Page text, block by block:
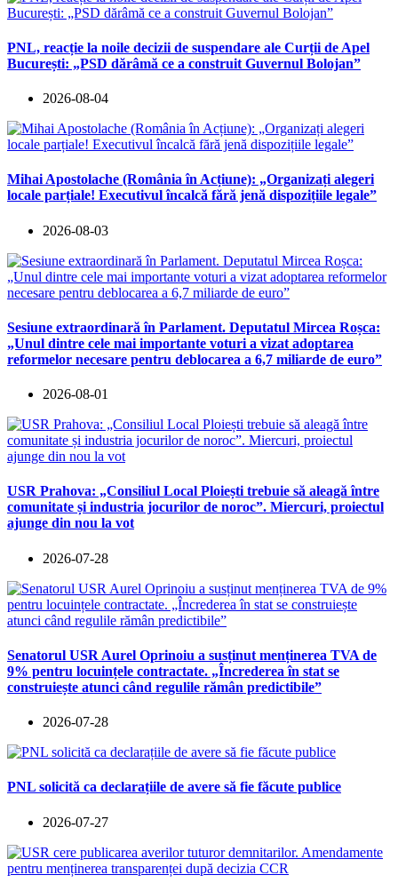
PNL, reacție la noile decizii de suspendare ale Curții de Apel
București: „PSD dărâmă ce a construit Guvernul Bolojan”
2026-08-04
Mihai Apostolache (România în Acțiune): „Organizați alegeri
locale parțiale! Executivul încalcă fără jenă dispozițiile legale”
2026-08-03
Sesiune extraordinară în Parlament. Deputatul Mircea Roșca:
„Unul dintre cele mai importante voturi a vizat adoptarea
reformelor necesare pentru deblocarea a 6,7 miliarde de euro”
2026-08-01
USR Prahova: „Consiliul Local Ploiești trebuie să aleagă între
comunitate și industria jocurilor de noroc”. Miercuri, proiectul
ajunge din nou la vot
2026-07-28
Senatorul USR Aurel Oprinoiu a susținut menținerea TVA de
9% pentru locuințele contractate. „Încrederea în stat se
construiește atunci când regulile rămân predictibile”
2026-07-28
PNL solicită ca declarațiile de avere să fie făcute publice
2026-07-27